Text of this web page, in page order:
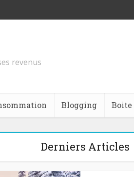
revenus
Blogging
Derniers Articles